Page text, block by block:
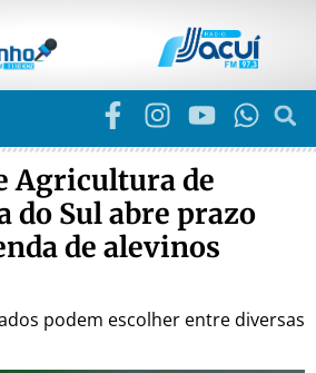
Agricultura de
do Sul abre prazo
de alevinos
podem escolher entre diversas